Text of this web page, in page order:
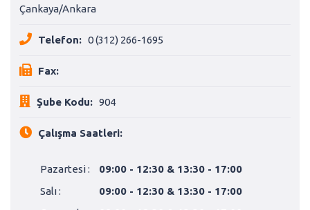
Çankaya/Ankara
Telefon: 0 (312) 266-1695
Fax:
Şube Kodu: 904
Çalışma Saatleri:
Pazartesi :
09:00 - 12:30 & 13:30 - 17:00
Salı :
09:00 - 12:30 & 13:30 - 17:00